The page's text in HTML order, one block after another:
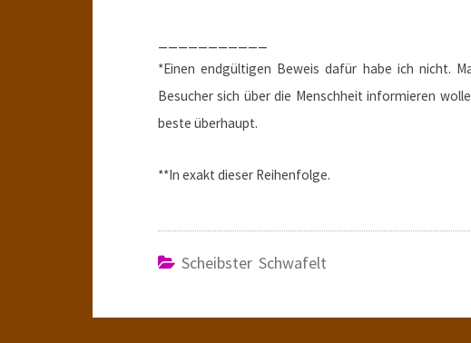
*Einen endgültigen Beweis dafür habe ich nicht.
Besucher sich über die Menschheit informieren
beste überhaupt.
**In exakt dieser Reihenfolge.
Scheibster Schwafelt